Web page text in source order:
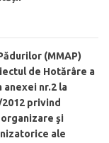
(MMAP)
de Hotărâre a
nr.2 la
privind
şi
ale